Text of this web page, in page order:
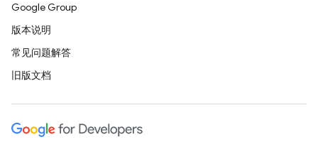
Google Group
版本说明
常见问题解答
旧版文档